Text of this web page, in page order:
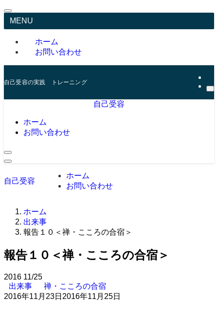
MENU
ホーム
お問い合わせ
自己受容の実践 トレーニング
自己受容
ホーム
お問い合わせ
自己受容
ホーム
お問い合わせ
ホーム
出来事
報告１０＜禅・こころの合宿＞
報告１０＜禅・こころの合宿＞
2016 11/25
出来事
禅・こころの合宿
2016年11月23日 2016年11月25日